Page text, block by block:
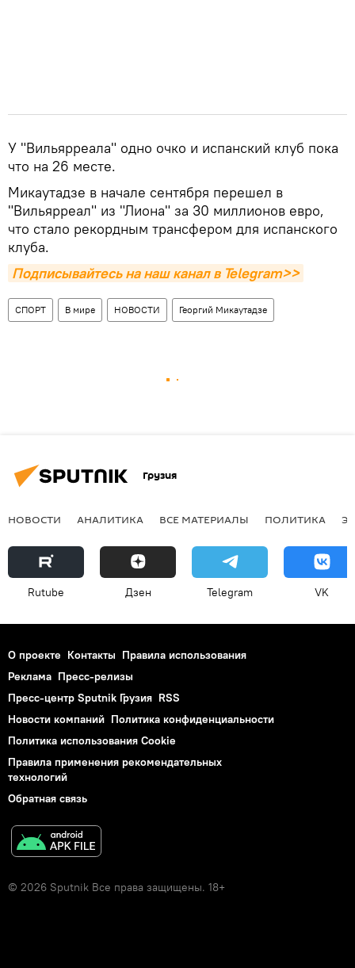
У "Вильярреала" одно очко и испанский клуб пока
что на 26 месте.
Микаутадзе в начале сентября перешел в
"Вильярреал" из "Лиона" за 30 миллионов евро,
что стало рекордным трансфером для испанского
клуба.
Подписывайтесь на наш канал в Telegram>>
СПОРТ В мире НОВОСТИ Георгий Микаутадзе
Грузия
НОВОСТИ АНАЛИТИКА ВСЕ МАТЕРИАЛЫ ПОЛИТИКА
Rutube Дзен Telegram VK
О проекте Контакты Правила использования
Реклама Пресс-релизы
Пресс-центр Sputnik Грузия RSS
Новости компаний Политика конфиденциальности
Политика использования Cookie
Правила применения рекомендательных
технологий
Обратная связь
© 2026 Sputnik Все права защищены. 18+